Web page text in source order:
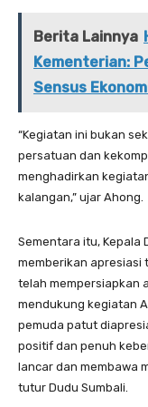
Berita Lainnya
Kementerian:
Sensus
“Kegiatan ini bukan
persatuan dan
menghadirkan
kalangan,” ujar Ahong.
Sementara itu, Kepala
memberikan apresiasi
telah mempersiapkan
mendukung kegiatan
pemuda patut
positif dan penuh
lancar dan membawa
tutur Dudu Sumbali.